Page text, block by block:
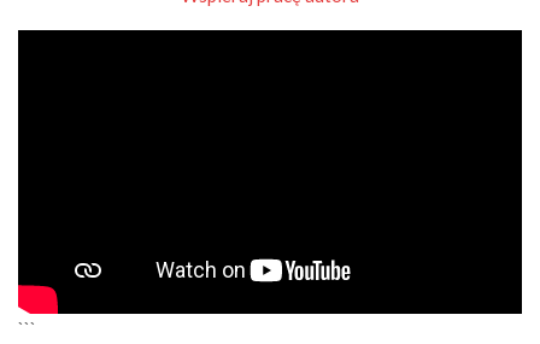
```